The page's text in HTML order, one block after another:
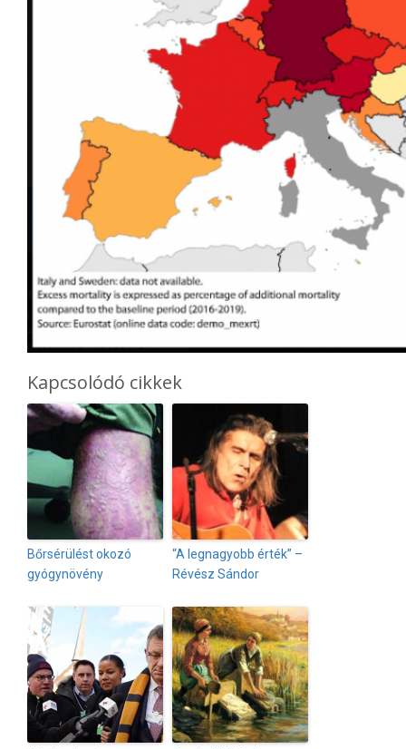
Kapcsolódó cikkek
Bőrsérülést okozó
gyógynövény
“A legnagyobb érték” –
Révész Sándor